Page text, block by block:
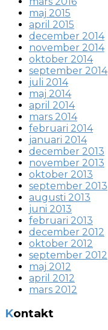
maj 2015
april 2015
december 2014
november 2014
oktober 2014
september 2014
juli 2014
maj 2014
april 2014
mars 2014
februari 2014
januari 2014
december 2013
november 2013
oktober 2013
september 2013
augusti 2013
juni 2013
februari 2013
december 2012
oktober 2012
september 2012
maj 2012
april 2012
mars 2012
Kontakt